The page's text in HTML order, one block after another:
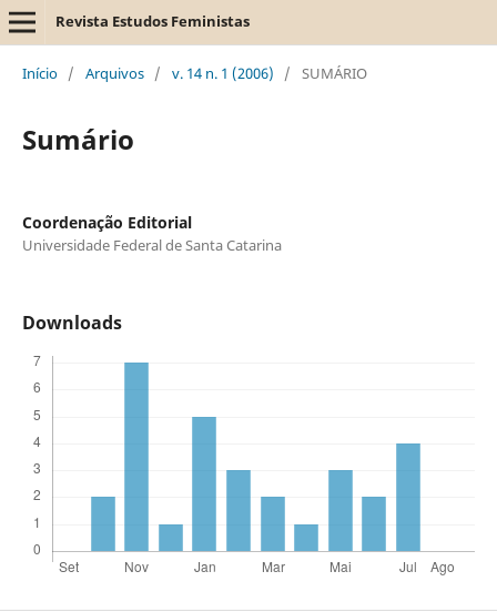
Revista Estudos Feministas
Início / Arquivos / v. 14 n. 1 (2006) / SUMÁRIO
Sumário
Coordenação Editorial
Universidade Federal de Santa Catarina
Downloads